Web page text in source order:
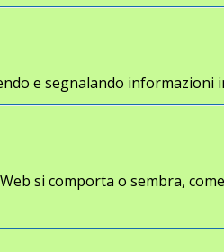
e segnalando informazioni
si comporta o sembra,